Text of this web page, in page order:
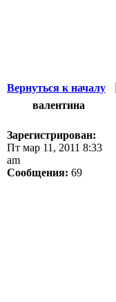
Вернуться к началу
валентина
Зарегистрирован:
Пт мар 11, 2011 8:33
am
Сообщения: 69